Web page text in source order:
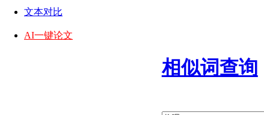
文本对比
AI一键论文
相似词查询